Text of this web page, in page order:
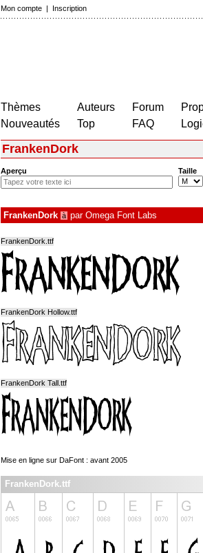
Mon compte | Inscription
Thèmes
Nouveautés
Auteurs
Top
Forum
FAQ
FrankenDork
Aperçu Taille
FrankenDork à par Omega Font Labs
FrankenDork.ttf
FrankenDork Hollow.ttf
FrankenDork Tall.ttf
Mise en ligne sur DaFont : avant 2005
FrankenDork.ttf